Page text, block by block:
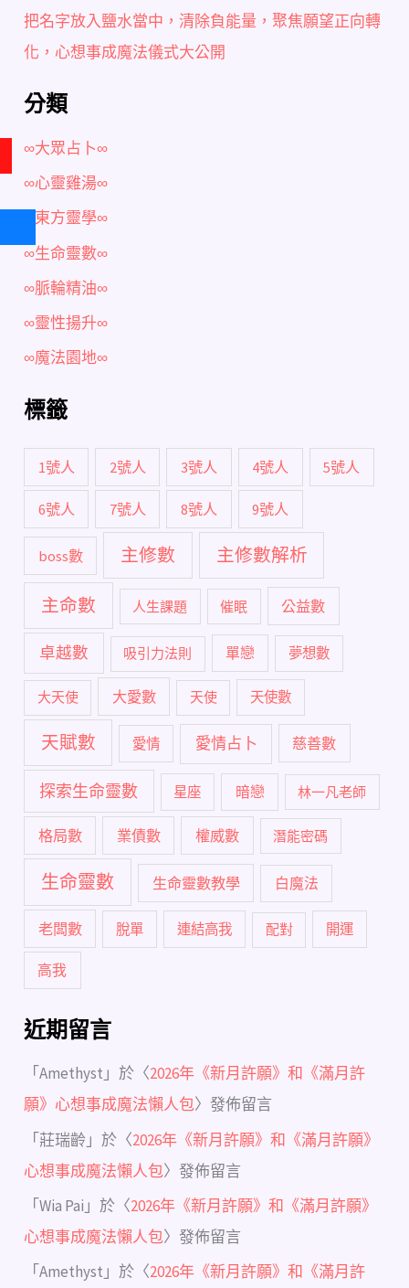
把名字放入鹽水當中，清除負能量，聚焦願望正向轉
化，心想事成魔法儀式大公開
分類
∞大眾占卜∞
∞心靈雞湯∞
∞東方靈學∞
∞生命靈數∞
∞脈輪精油∞
∞靈性揚升∞
∞魔法園地∞
標籤
1號人 2號人 3號人 4號人 5號人
6號人 7號人 8號人 9號人
boss數 主修數 主修數解析
主命數 人生課題 催眠 公益數
卓越數 吸引力法則 單戀 夢想數
大天使 大愛數 天使 天使數
天賦數 愛情 愛情占卜 慈善數
探索生命靈數 星座 暗戀 林一凡老師
格局數 業債數 權威數 潛能密碼
生命靈數 生命靈數教學 白魔法
老闆數 脫單 連結高我 配對 開運
高我
近期留言
「Amethyst 」於〈2026年《新月許願》和《滿月許
願》心想事成魔法懶人包〉發佈留言
「莊瑞齡 」於〈2026年《新月許願》和《滿月許願》
心想事成魔法懶人包〉發佈留言
「Wia Pai 」於〈2026年《新月許願》和《滿月許願》
心想事成魔法懶人包〉發佈留言
「Amethyst 」於〈2026年《新月許願》和《滿月許